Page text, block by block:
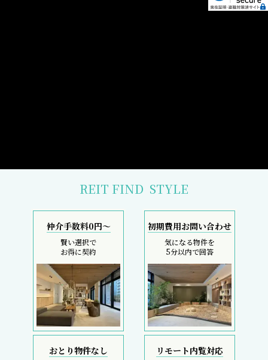
REIT FIND STYLE
仲介手数料0円～
賢い選択で
お得に契約
初期費用お問い合わせ
気になる物件を
5分以内で回答
おとり物件なし リモート内覧対応